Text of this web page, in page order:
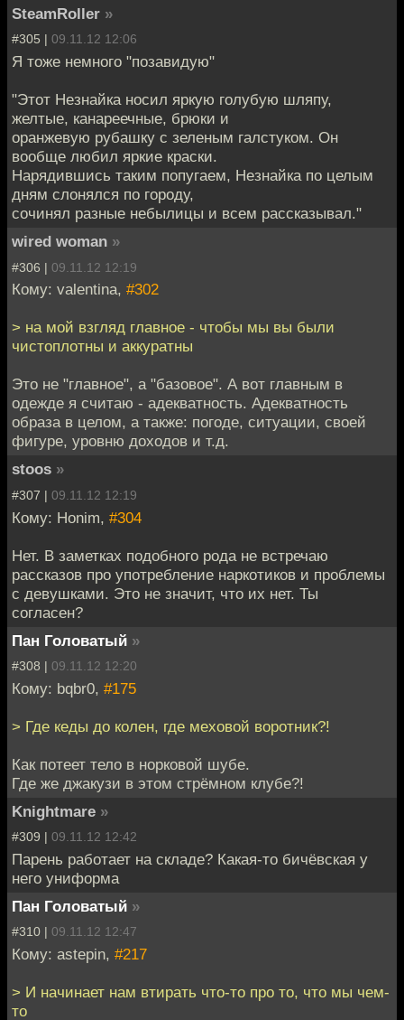
SteamRoller »
#305 | 09.11.12 12:06
Я тоже немного "позавидую"
"Этот Незнайка носил яркую голубую шляпу,
желтые, канареечные, брюки и
оранжевую рубашку с зеленым галстуком. Он
вообще любил яркие краски.
Нарядившись таким попугаем, Незнайка по целым
дням слонялся по городу,
сочинял разные небылицы и всем рассказывал."
wired woman »
#306 | 09.11.12 12:19
Кому: valentina, #302
> на мой взгляд главное - чтобы мы вы были
чистоплотны и аккуратны
Это не "главное", а "базовое". А вот главным в
одежде я считаю - адекватность. Адекватность
образа в целом, а также: погоде, ситуации, своей
фигуре, уровню доходов и т.д.
stoos »
#307 | 09.11.12 12:19
Кому: Honim, #304
Нет. В заметках подобного рода не встречаю
рассказов про употребление наркотиков и проблемы
с девушками. Это не значит, что их нет. Ты
согласен?
Пан Головатый »
#308 | 09.11.12 12:20
Кому: bqbr0, #175
> Где кеды до колен, где меховой воротник?!
Как потеет тело в норковой шубе.
Где же джакузи в этом стрёмном клубе?!
Knightmare »
#309 | 09.11.12 12:42
Парень работает на складе? Какая-то бичёвская у
него униформа
Пан Головатый »
#310 | 09.11.12 12:47
Кому: astepin, #217
> И начинает нам втирать что-то про то, что мы чем-
то